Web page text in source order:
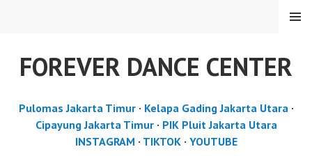
FOREVER DANCE CENTER
MENU
Pulomas Jakarta Timur· Kelapa Gading Jakarta Utara·
Cipayung Jakarta Timur· PIK Pluit Jakarta Utara
INSTAGRAM · TIKTOK· YOUTUBE